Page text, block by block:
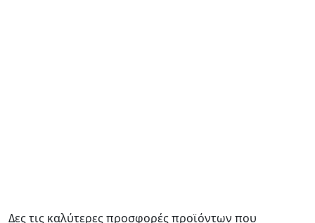
Δες τις καλύτερες προσφορές προϊόντων που